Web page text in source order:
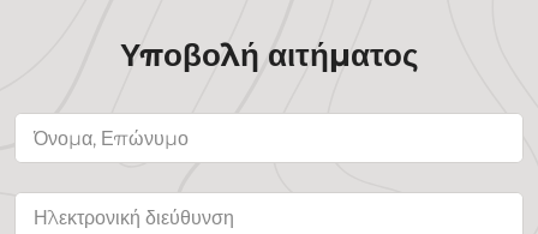
Υποβολή αιτήματος